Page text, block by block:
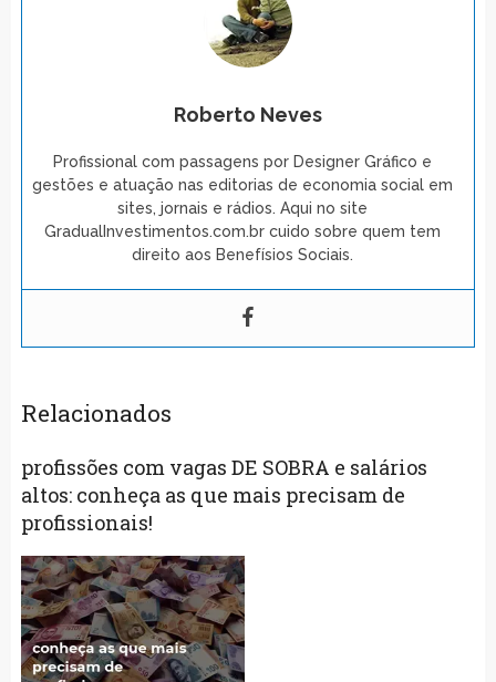
Roberto Neves
Profissional com passagens por Designer Gráfico e
gestões e atuação nas editorias de economia social em
sites, jornais e rádios. Aqui no site
GradualInvestimentos.com.br cuido sobre quem tem
direito aos Benefísios Sociais.
Relacionados
profissões com vagas DE SOBRA e salários
altos: conheça as que mais precisam de
profissionais!